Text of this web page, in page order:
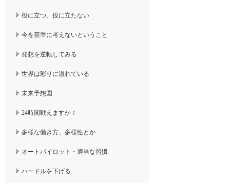
役に立つ、役に立たない
今を基準に考えないということ
発想を逆転してみる
世界は彩りに溢れている
未来予想図
24時間戦えますか！
多様な働き方、多様性とか
オートパイロット・適当な習慣
ハードルを下げる